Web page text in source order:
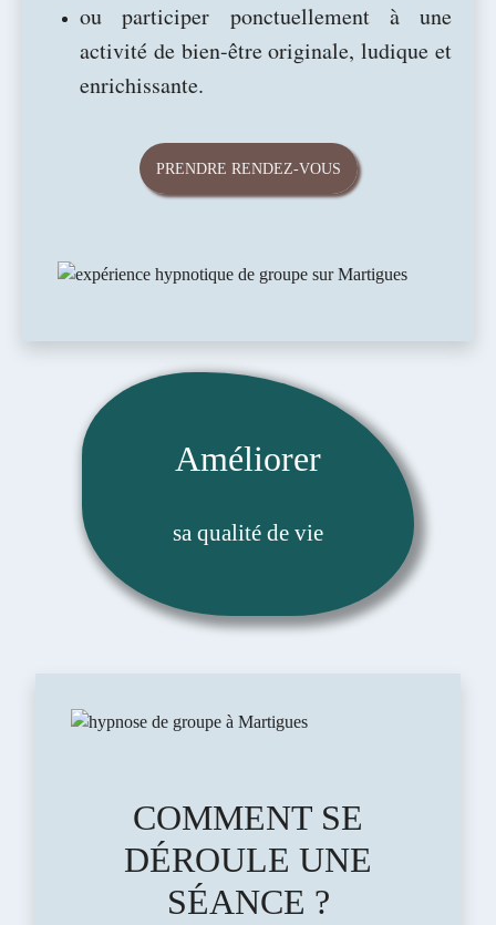
ou participer ponctuellement à une
activité de bien-être originale, ludique et
enrichissante.
PRENDRE RENDEZ-VOUS
Améliorer
sa qualité de vie
COMMENT SE
DÉROULE UNE
SÉANCE ?